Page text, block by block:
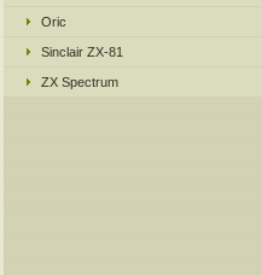
Oric
Sinclair ZX-81
ZX Spectrum